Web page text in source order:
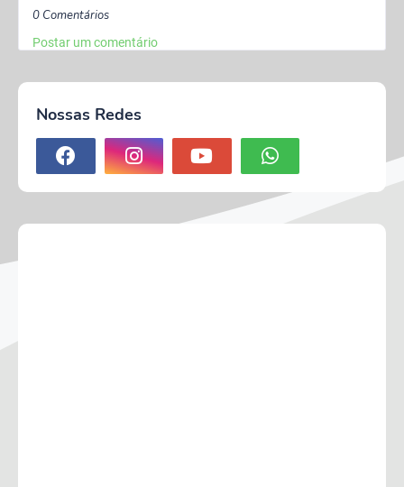
0 Comentários
Postar um comentário
Nossas Redes